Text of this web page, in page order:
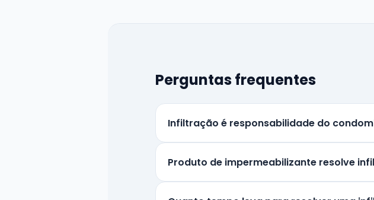
Perguntas frequentes
Infiltração é responsabilidade do
Produto de impermeabilizante resolve